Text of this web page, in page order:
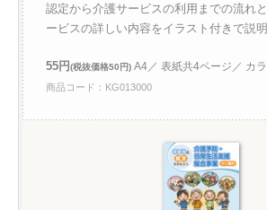
認定から介護サービスの利用までの流れ
ービスの詳しい内容をイラスト付きで説明
55円(税抜価格50円) A4／ 表紙共4ページ／ カ
商品コード：KG013000